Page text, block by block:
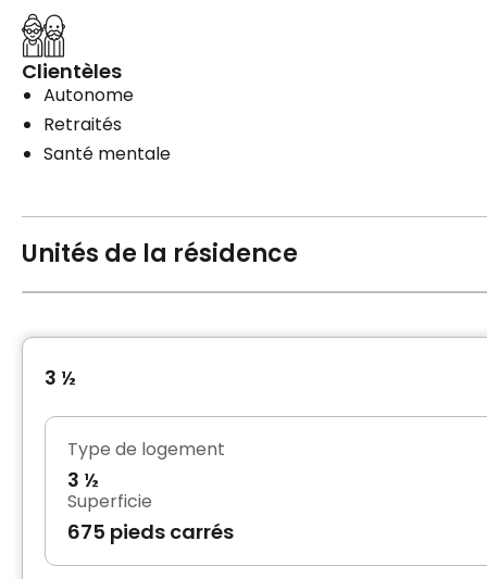
Clientèles
Autonome
Retraités
Santé mentale
Unités de la résidence
3 ½
Type de logement
3 ½
Superficie
675 pieds carrés